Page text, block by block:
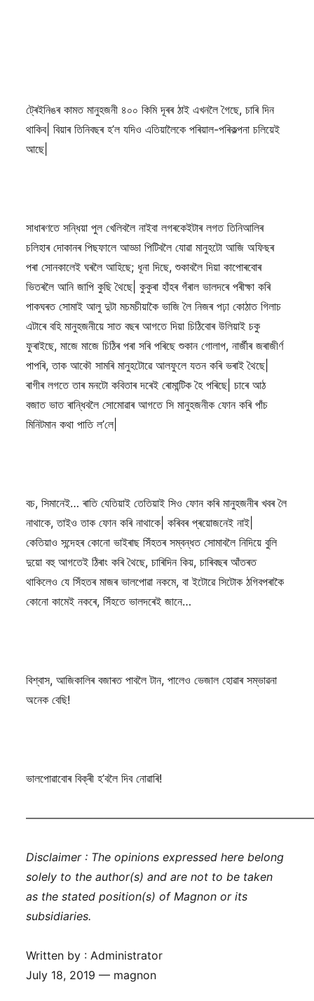
ট্ৰেইনিঙৰ কামত মানুহজনী ৪০০ কিমি দূৰৰ ঠাই এখনলৈ গৈছে, চাৰি দিন
থাকিব| বিয়াৰ তিনিবছৰ হ’ল যদিও এতিয়ালৈকে পৰিয়াল-পৰিকল্পনা চলিয়েই
আছে|
সাধাৰণতে সন্ধিয়া পুল খেলিবলৈ নাইবা লগৰকেইটাৰ লগত তিনিআলিৰ
চলিহাৰ দোকানৰ পিছফালে আড্ডা পিটিবলৈ যোৱা মানুহটো আজি অফিছৰ
পৰা সোনকালেই ঘৰলৈ আহিছে; ধূনা দিছে, শুকাবলৈ দিয়া কাপোৰবোৰ
ভিতৰলৈ আনি জাপি কুছি থৈছে| কুকুৰা হাঁহৰ গঁৰাল ভালদৰে পৰীক্ষা কৰি
পাকঘৰত সোমাই আলু দুটা মচমচীয়াকৈ ভাজি লৈ নিজৰ পঢ়া কোঠাত গিলাচ
এটাৰে বহি মানুহজনীয়ে সাত বছৰ আগতে দিয়া চিঠিবোৰ উলিয়াই চকু
ফুৰাইছে, মাজে মাজে চিঠিৰ পৰা সৰি পৰিছে শুকান গোলাপ, নাৰ্জীৰ জৰাজীৰ্ণ
পাপৰি, তাক আকৌ সামৰি মানুহটোৱে আলফুলে যতন কৰি ভৰাই থৈছে|
ৰাগীৰ লগতে তাৰ মনটো কবিতাৰ দৰেই ৰোমান্টিক হৈ পৰিছে| চাৰে আঠ
বজাত ভাত ৰান্ধিবলৈ সোমোৱাৰ আগতে সি মানুহজনীক ফোন কৰি পাঁচ
মিনিটমান কথা পাতি ল’লে|
বচ, সিমানেই… ৰাতি যেতিয়াই তেতিয়াই সিও ফোন কৰি মানুহজনীৰ খবৰ লৈ
নাথাকে, তাইও তাক ফোন কৰি নাথাকে| কৰিবৰ প্ৰয়োজনেই নাই|
কেতিয়াও সন্দেহৰ কোনো ভাইৰাছ সিঁহতৰ সম্বন্ধত সোমাবলৈ নিদিয়ে বুলি
দুয়ো বহু আগতেই ঠিৰাং কৰি থৈছে, চাৰিদিন কিয়, চাৰিবছৰ আঁতৰত
থাকিলেও যে সিঁহতৰ মাজৰ ভালপোৱা নকমে, বা ইটোৱে সিটোক ঠগিবপৰাকৈ
কোনো কামেই নকৰে, সিঁহতে ভালদৰেই জানে…
বিশ্বাস, আজিকালিৰ বজাৰত পাবলৈ টান, পালেও ভেজাল হোৱাৰ সম্ভাৱনা
অনেক বেছি!
ভালপোৱাবোৰ বিক্ৰী হ’বলৈ দিব নোৱাৰি!
Disclaimer : The opinions expressed here belong
solely to the author(s) and are not to be taken
as the stated position(s) of Magnon or its
subsidiaries.
Written by : Administrator
July 18, 2019 — magnon